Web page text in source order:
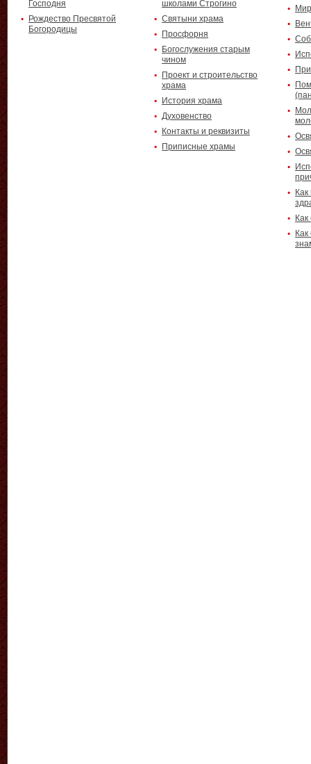
Господня
Рождество Пресвятой
Богородицы
школами Строгино
Святыни храма
Просфорня
Богослужения старым
чином
Проект и строительство
храма
История храма
Духовенство
Контакты и реквизиты
Приписные храмы
Как